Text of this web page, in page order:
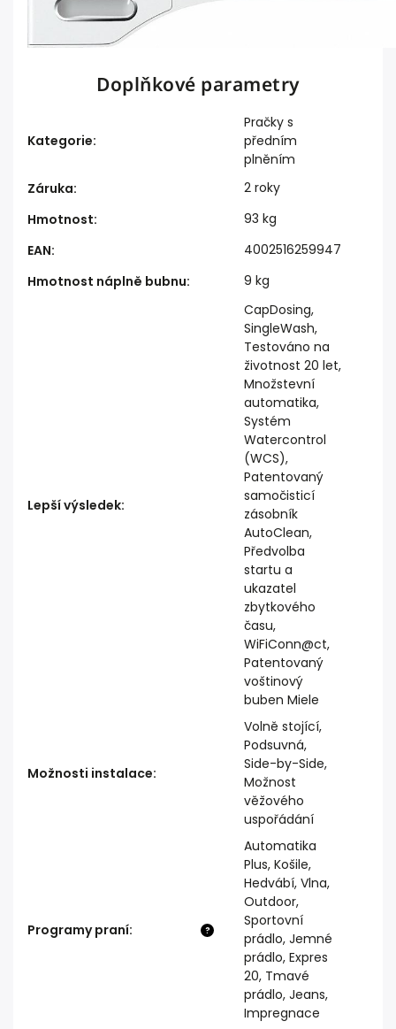
Doplňkové parametry
Kategorie:
Pračky s
předním
plněním
Záruka:
2 roky
Hmotnost:
93 kg
EAN:
4002516259947
Hmotnost náplně bubnu: 9 kg
Lepší výsledek:
CapDosing,
SingleWash,
Testováno na
životnost 20 let,
Množstevní
automatika,
Systém
Watercontrol
(WCS),
Patentovaný
samočisticí
zásobník
AutoClean,
Předvolba
startu a
ukazatel
zbytkového
času,
WiFiConn@ct,
Patentovaný
voštinový
buben Miele
Možnosti instalace:
Volně stojící,
Podsuvná,
Side-by-Side,
Možnost
věžového
uspořádání
?
Programy praní:
Automatika
Plus, Košile,
Hedvábí, Vlna,
Outdoor,
Sportovní
prádlo, Jemné
prádlo, Expres
20, Tmavé
prádlo, Jeans,
Impregnace